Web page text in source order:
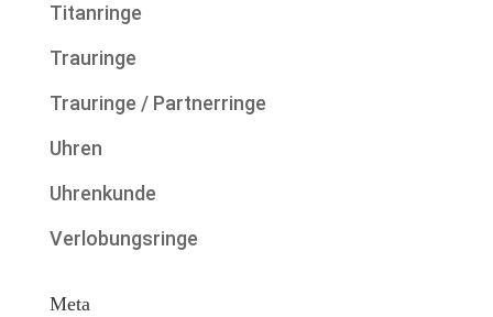
Titanringe
Trauringe
Trauringe / Partnerringe
Uhren
Uhrenkunde
Verlobungsringe
Meta